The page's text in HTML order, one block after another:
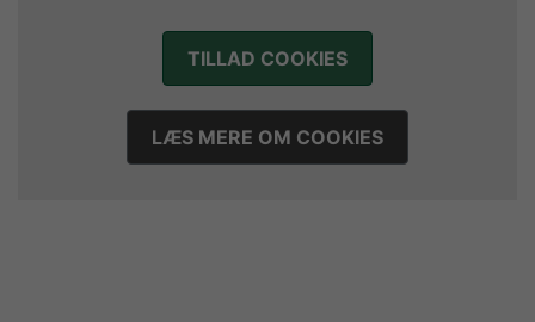
TILLAD COOKIES
LÆS MERE OM COOKIES